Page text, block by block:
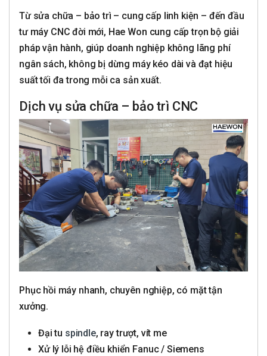
Từ sửa chữa – bảo trì – cung cấp linh kiện – đến đầu
tư máy CNC đời mới, Hae Won cung cấp trọn bộ giải
pháp vận hành, giúp doanh nghiệp không lãng phí
ngân sách, không bị dừng máy kéo dài và đạt hiệu
suất tối đa trong mỗi ca sản xuất.
Dịch vụ sửa chữa – bảo trì CNC
Phục hồi máy nhanh, chuyên nghiệp, có mặt tận
xưởng.
Đại tu spindle, ray trượt, vít me
Xử lý lỗi hệ điều khiển Fanuc / Siemens